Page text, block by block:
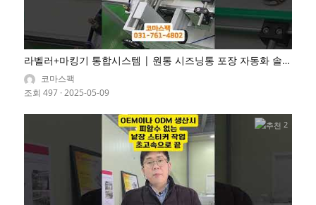
라벨러+마킹기 통합시스템 | 원통 시즈닝통 포장 자동화 솔루
션
코마스팩
조회 497 · 2025-05-09
2